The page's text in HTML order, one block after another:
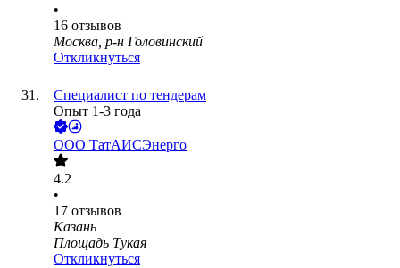
•
16 отзывов
Москва, р-н Головинский
Откликнуться
Специалист по тендерам
Опыт 1-3 года
ООО ТатАИСЭнерго
4.2
•
17 отзывов
Казань
Площадь Тукая
Откликнуться